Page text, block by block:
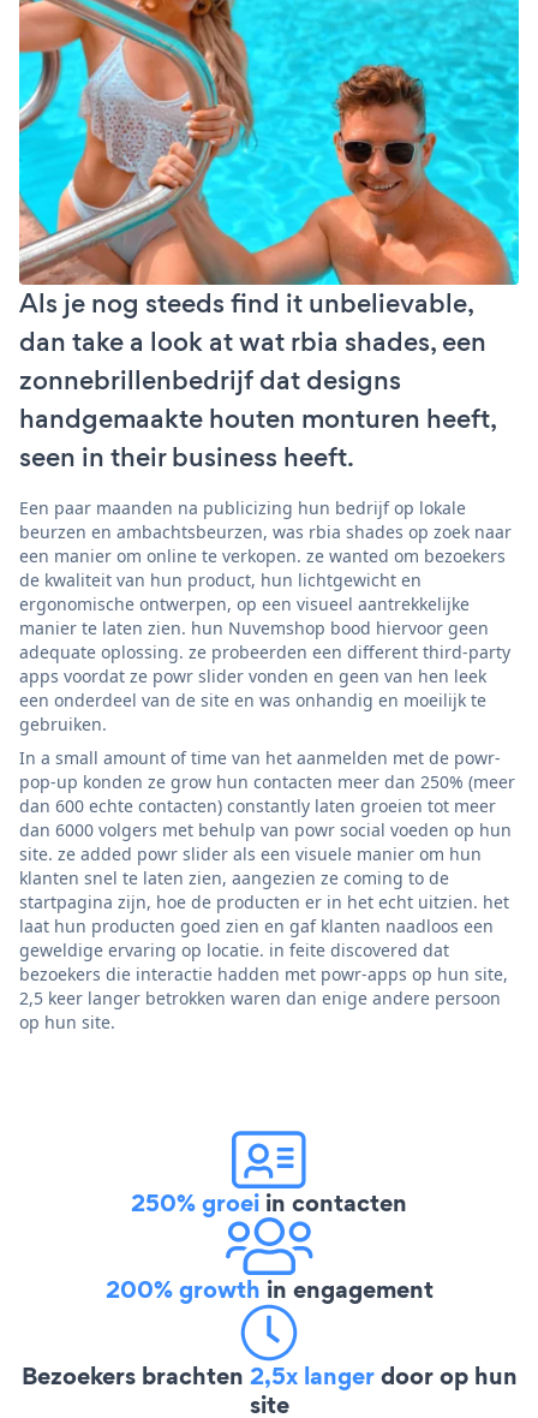
Als je nog steeds find it unbelievable,
dan take a look at wat rbia shades, een
zonnebrillenbedrijf dat designs
handgemaakte houten monturen heeft,
seen in their business heeft.
Een paar maanden na publicizing hun bedrijf op lokale
beurzen en ambachtsbeurzen, was rbia shades op zoek naar
een manier om online te verkopen. ze wanted om bezoekers
de kwaliteit van hun product, hun lichtgewicht en
ergonomische ontwerpen, op een visueel aantrekkelijke
manier te laten zien. hun Nuvemshop bood hiervoor geen
adequate oplossing. ze probeerden een different third-party
apps voordat ze powr slider vonden en geen van hen leek
een onderdeel van de site en was onhandig en moeilijk te
gebruiken.
In a small amount of time van het aanmelden met de powr-
pop-up konden ze grow hun contacten meer dan 250% (meer
dan 600 echte contacten) constantly laten groeien tot meer
dan 6000 volgers met behulp van powr social voeden op hun
site. ze added powr slider als een visuele manier om hun
klanten snel te laten zien, aangezien ze coming to de
startpagina zijn, hoe de producten er in het echt uitzien. het
laat hun producten goed zien en gaf klanten naadloos een
geweldige ervaring op locatie. in feite discovered dat
bezoekers die interactie hadden met powr-apps op hun site,
2,5 keer langer betrokken waren dan enige andere persoon
op hun site.
250% groei in contacten
200% growth in engagement
Bezoekers brachten 2,5x langerdoor op hun
site